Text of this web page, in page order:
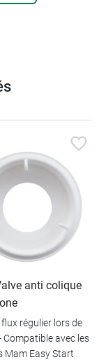
le
anti colique
régulier lors de
Compatible avec les
Mam Easy Start